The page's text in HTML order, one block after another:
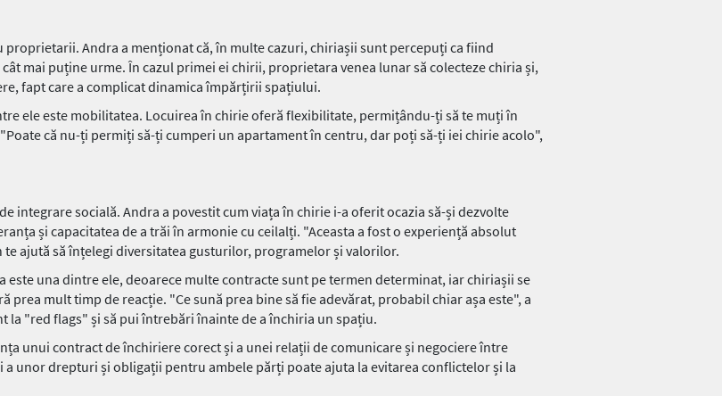
Andra a menționat că, în multe cazuri, chiriașii sunt percepuți ca fiind
mai puține urme. În cazul primei ei chirii, proprietara venea lunar să colecteze chiria și,
fapt care a complicat dinamica împărțirii spațiului.
ele este mobilitatea. Locuirea în chirie oferă flexibilitate, permițându-ți să te muți în
că nu-ți permiți să-ți cumperi un apartament în centru, dar poți să-ți iei chirie acolo",
integrare socială. Andra a povestit cum viața în chirie i-a oferit ocazia să-și dezvolte
și capacitatea de a trăi în armonie cu ceilalți. "Aceasta a fost o experiență absolut
ajută să înțelegi diversitatea gusturilor, programelor și valorilor.
este una dintre ele, deoarece multe contracte sunt pe termen determinat, iar chiriașii se
prea mult timp de reacție. "Ce sună prea bine să fie adevărat, probabil chiar așa este", a
la "red flags" și să pui întrebări înainte de a închiria un spațiu.
unui contract de închiriere corect și a unei relații de comunicare și negociere între
unor drepturi și obligații pentru ambele părți poate ajuta la evitarea conflictelor și la